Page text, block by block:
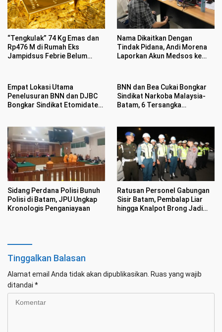
“Tengkulak” 74 Kg Emas dan
Rp476 M di Rumah Eks
Jampidsus Febrie Belum
Nama Dikaitkan Dengan
Tindak Pidana, Andi Morena
Laporkan Akun Medsos ke
Empat Lokasi Utama
Penelusuran BNN dan DJBC
Bongkar Sindikat Etomidate
BNN dan Bea Cukai Bongkar
Sindikat Narkoba Malaysia-
Batam, 6 Tersangka
Sidang Perdana Polisi Bunuh
Polisi di Batam, JPU Ungkap
Kronologis Penganiayaan
Ratusan Personel Gabungan
Sisir Batam, Pembalap Liar
hingga Knalpot Brong Jadi
Tinggalkan Balasan
Alamat email Anda tidak akan dipublikasikan. Ruas yang wajib
ditandai *